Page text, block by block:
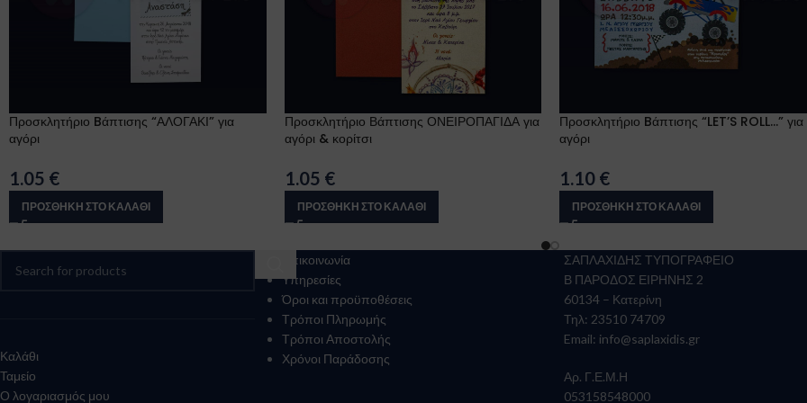
Προσκλητήριο Bάπτισης “ΑΛΟΓΑΚΙ” για
αγόρι
1.05 €
ΠΡΟΣΘΉΚΗ ΣΤΟ ΚΑΛΆΘΙ
Προσκλητήριο Βάπτισης ΟΝΕΙΡΟΠΑΓΙΔΑ για
αγόρι & κορίτσι
1.05 €
ΠΡΟΣΘΉΚΗ ΣΤΟ ΚΑΛΆΘΙ
Προσκλητήριο Bάπτισης “LET’S ROLL…” για
αγόρι
1.10 €
ΠΡΟΣΘΉΚΗ ΣΤΟ ΚΑΛΆΘΙ
Καλάθι
Ταμείο
Ο λογαριασμός μου
Επικοινωνία
Υπηρεσίες
Όροι και προϋποθέσεις
Τρόποι Πληρωμής
Τρόποι Αποστολής
Χρόνοι Παράδοσης
ΣΑΠΛΑΧΙΔΗΣ ΤΥΠΟΓΡΑΦΕΙΟ
Β ΠΑΡΟΔΟΣ ΕΙΡΗΝΗΣ 2
60134 – Κατερίνη
Τηλ: 23510 74709
Email: info@saplaxidis.gr
Αρ. Γ.Ε.Μ.Η
053158548000